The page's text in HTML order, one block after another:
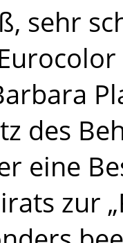
sehr
des
eine
zur